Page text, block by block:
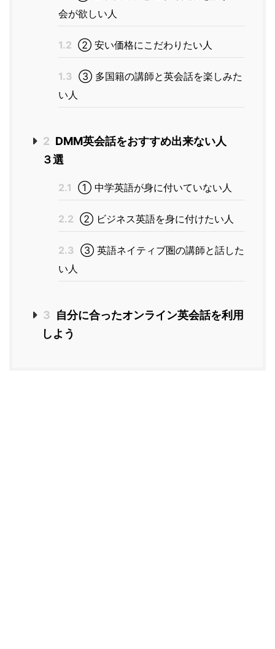
会が欲しい人
1.2 ② 安い価格にこだわりたい人
1.3 ③ 多国籍の講師と英会話を楽しみた
い人
2 DMM英会話をおすすめ出来ない人
３選
2.1 ① 中学英語が身に付いていない人
2.2 ② ビジネス英語を身に付けたい人
2.3 ③ 英語ネイティブ圏の講師と話した
い人
3 自分に合ったオンライン英会話を利用
しよう